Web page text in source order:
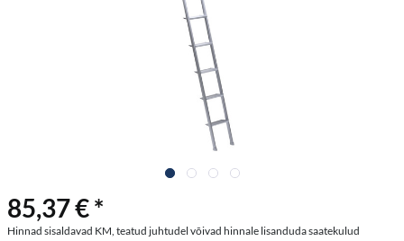
85,37 € *
Hinnad sisaldavad KM, teatud juhtudel võivad hinnale lisanduda saatekulud